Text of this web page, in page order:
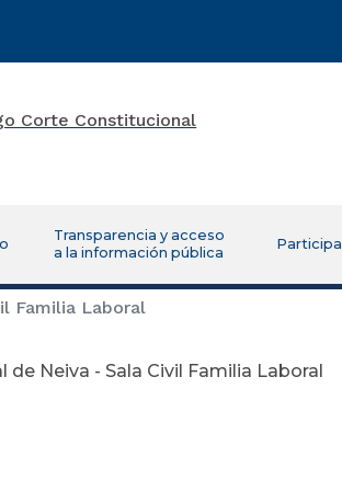
Transparencia y acceso
a la información pública
Participa
Familia Laboral
Neiva - Sala Civil Familia Laboral